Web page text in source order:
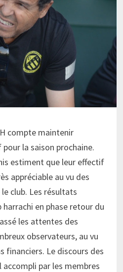
compte maintenir
pour la saison prochaine.
estiment que leur effectif
appréciable au vu des
club. Les résultats
en phase retour du
les attentes des
observateurs, au vu
financiers. Le discours des
par les membres